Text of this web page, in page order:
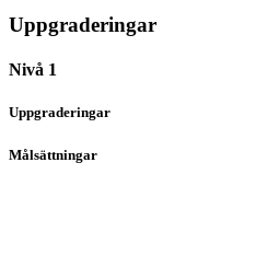
Uppgraderingar
Nivå 1
Uppgraderingar
Målsättningar